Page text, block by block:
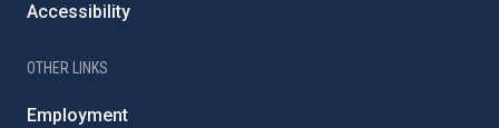
Accessibility
OTHER LINKS
Employment